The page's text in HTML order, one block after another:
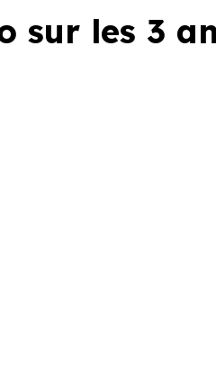
sur les 3